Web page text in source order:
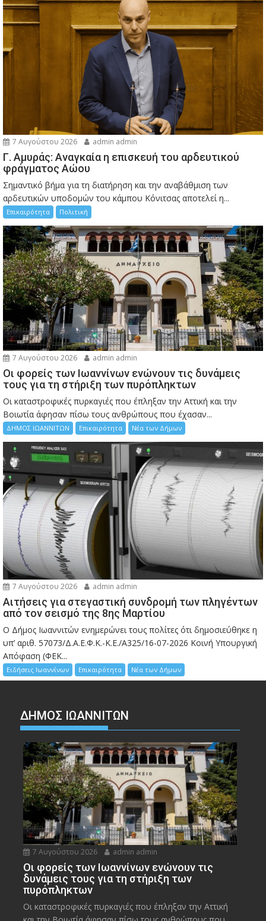
7 Αυγούστου 2026 admin admin
Γ. Αμυράς: Αναγκαία η επισκευή του αρδευτικού
φράγματος Αώου
Σημαντικό βήμα για τη διατήρηση και την αναβάθμιση των
αρδευτικών υποδομών του κάμπου Κόνιτσας αποτελεί η...
Επικαιρότητα Πολιτική
7 Αυγούστου 2026 admin admin
Οι φορείς των Ιωαννίνων ενώνουν τις δυνάμεις
τους για τη στήριξη των πυρόπληκτων
Οι καταστροφικές πυρκαγιές που έπληξαν την Αττική και την
Bοιωτία άφησαν πίσω τους ανθρώπους που έχασαν...
ΔΗΜΟΣ ΙΩΑΝΝΙΤΩΝ Επικαιρότητα Νέα των Δήμων
7 Αυγούστου 2026 admin admin
Αιτήσεις για στεγαστική συνδρομή των πληγέντων
από τον σεισμό της 8ης Μαρτίου
Ο Δήμος Ιωαννιτών ενημερώνει τους πολίτες ότι δημοσιεύθηκε η
υπ’ αριθ. 57073/Δ.Α.Ε.Φ.Κ.-Κ.Ε./Α325/16-07-2026 Κοινή Υπουργική
Απόφαση (ΦΕΚ...
Ειδήσεις Ιωαννίνων Επικαιρότητα Νέα των Δήμων
ΔΗΜΟΣ ΙΩΑΝΝΙΤΩΝ
7 Αυγούστου 2026 admin admin
Οι φορείς των Ιωαννίνων ενώνουν τις
δυνάμεις τους για τη στήριξη των
πυρόπληκτων
Οι καταστροφικές πυρκαγιές που έπληξαν την Αττική